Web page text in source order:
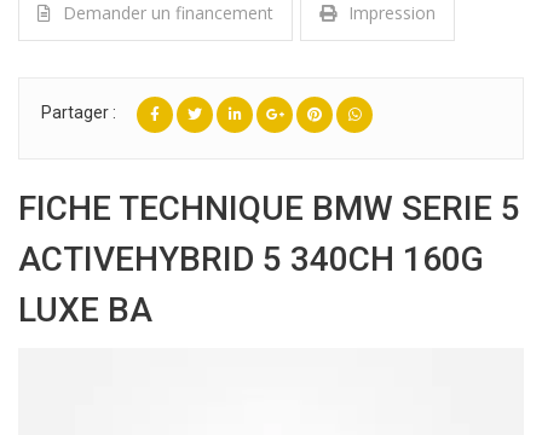
Demander un financement Impression
Partager :
FICHE TECHNIQUE BMW SERIE 5
ACTIVEHYBRID 5 340CH 160G
LUXE BA